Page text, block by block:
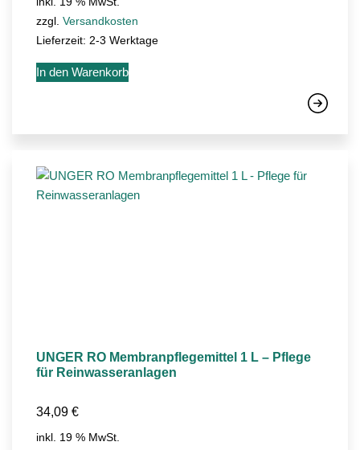
zzgl. Versandkosten
Lieferzeit: 2-3 Werktage
In den Warenkorb
UNGER RO Membranpflegemittel 1 L – Pflege
für Reinwasseranlagen
34,09 €
inkl. 19 % MwSt.